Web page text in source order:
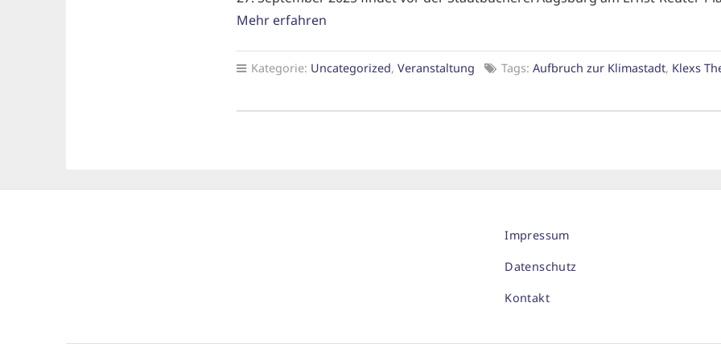
Mehr erfahren
Kategorie: Uncategorized,Veranstaltung Tags:Aufbruch zur Klimastadt, Klexs
Impressum
Datenschutz
Kontakt